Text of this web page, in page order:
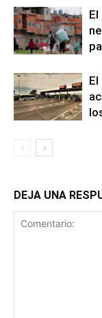
El
DEJA UNA